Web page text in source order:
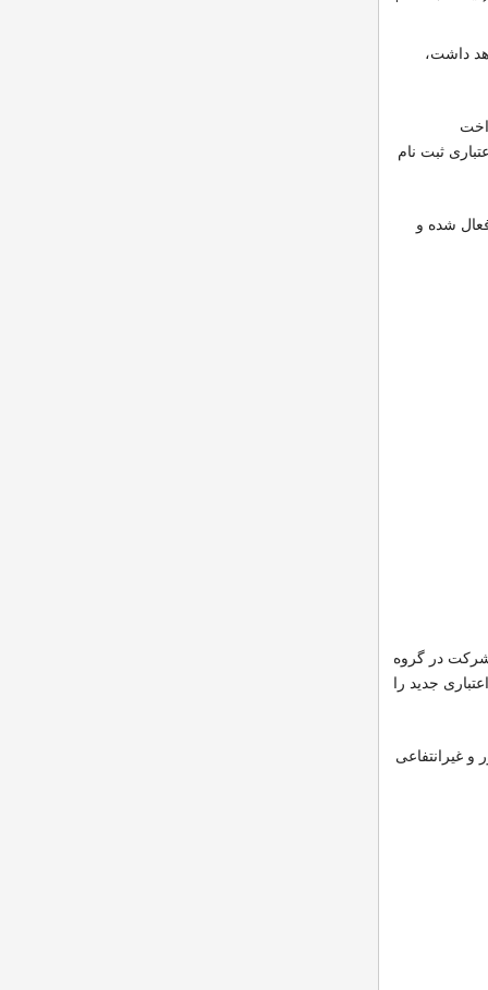
اینکه ثبت نام این آزمون تا روز شنبه 23 آذر ادامه خواهد داشت،
کارت اعتباری ثبت نام
رفاه حال ثبت نام کنندگان لینک پرداخت هزینه ثبت نام از دیروز دوشنبه 11 آذرماه فعال شده و
شرکت در گروه
پرداخت و اطلاعات کارت اعتباری جدید را
و غیرانتفاعی